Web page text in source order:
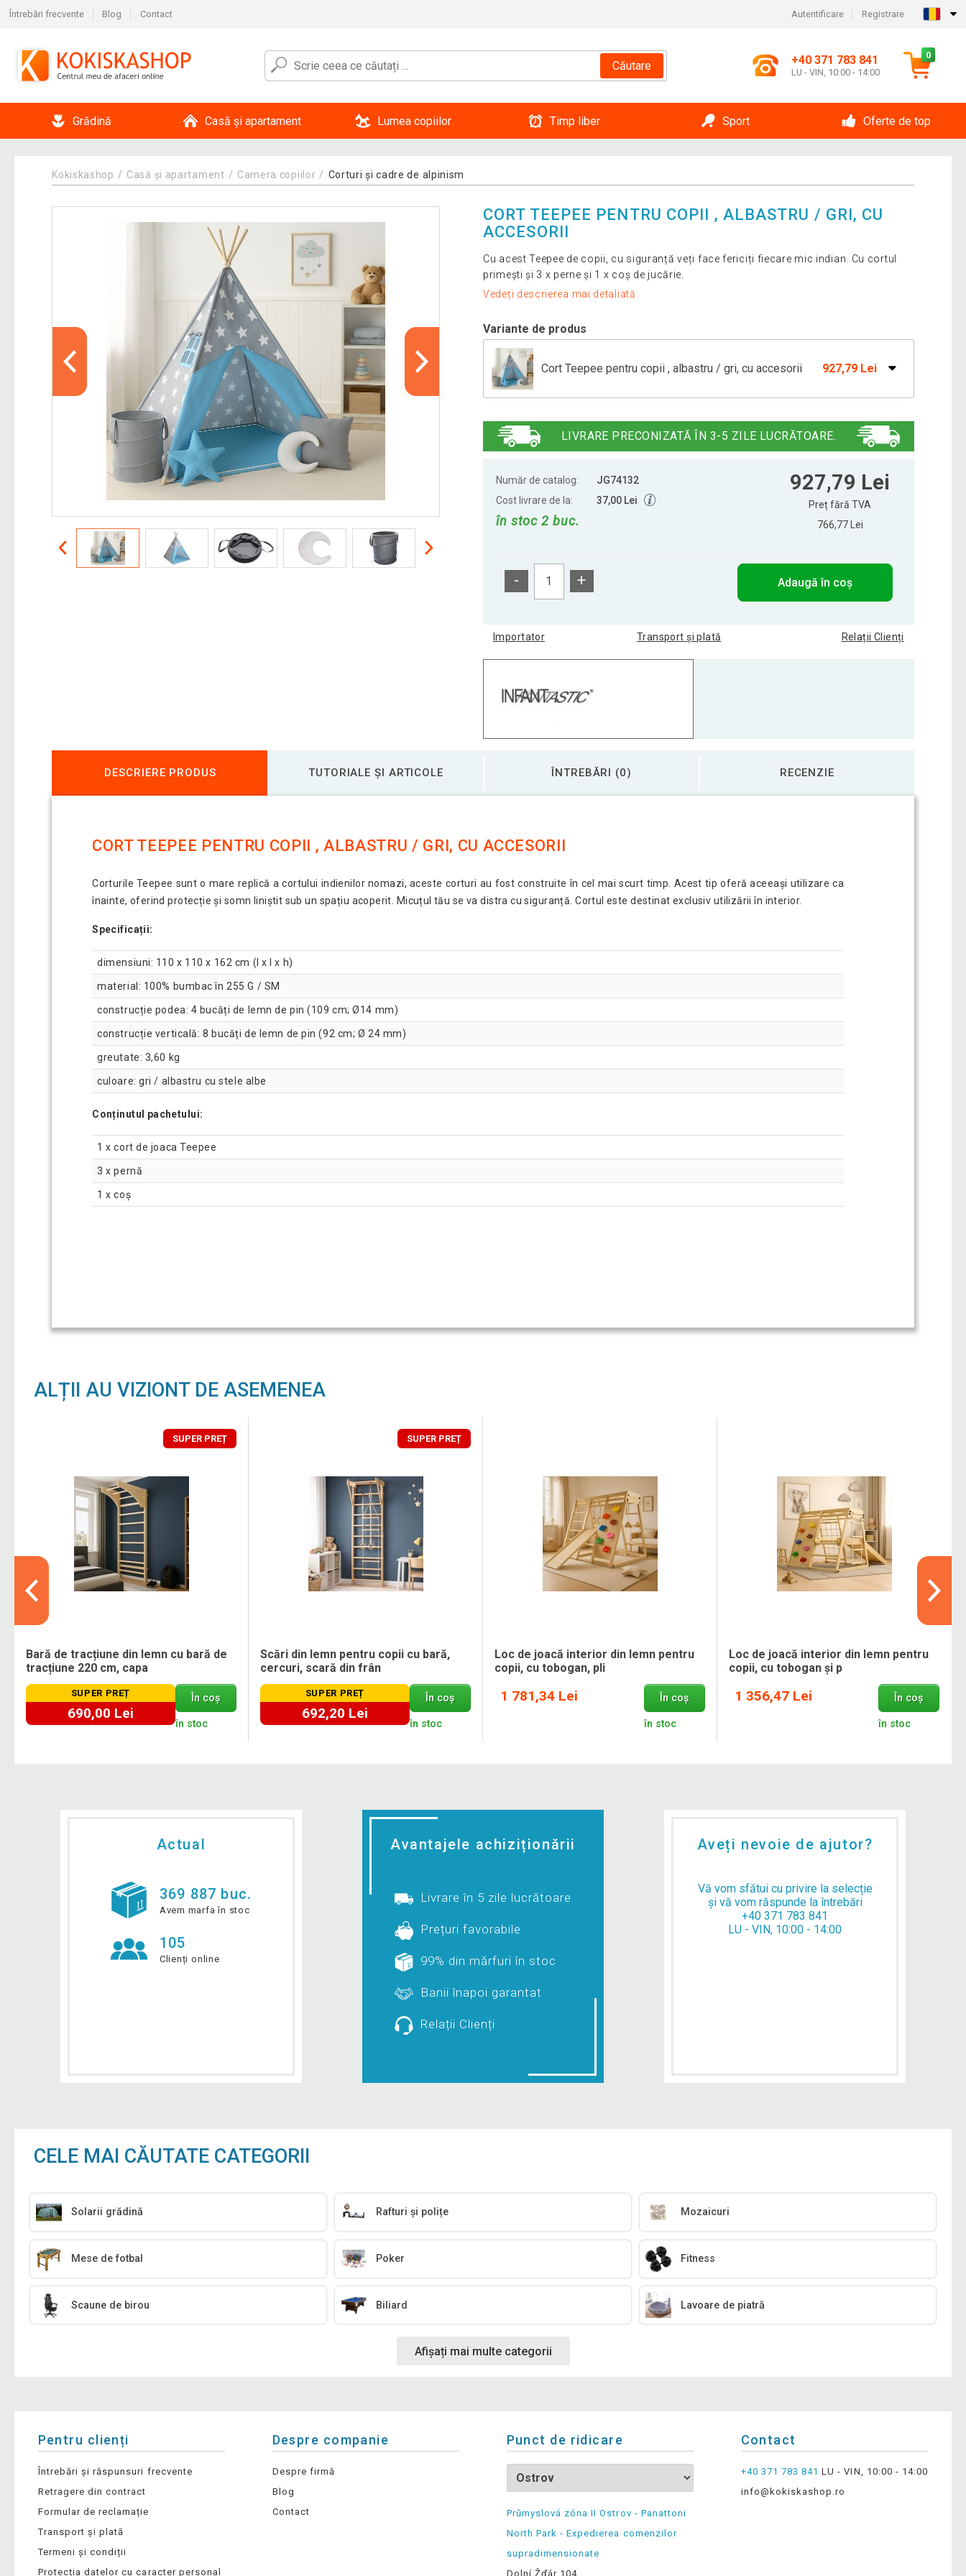
Întrebări frecvente Blog Contact Autentificare Registrare
Căutare +40 371 783 841
LU - VIN, 10:00 - 14:00
0
Grădină Casă și apartament Lumea copiilor Timp liber Sport Oferte de top
Kokiskashop Casă și apartament Camera copiilor Corturi și cadre de alpinism
CORT TEEPEE PENTRU COPII , ALBASTRU / GRI, CU
ACCESORII
Cu acest Teepee de copii, cu siguranță veți face fericiți fiecare mic indian. Cu cortul
primești și 3 x perne și 1 x coș de jucărie.
Vedeți descrierea mai detaliată
Variante de produs
Cort Teepee pentru copii , albastru / gri, cu accesorii 927,79 Lei
LIVRARE PRECONIZATĂ ÎN 3-5 ZILE LUCRĂTOARE.
Număr de catalog:
JG74132
Cost livrare de la:
37,00 Lei
în stoc 2 buc.
927,79 Lei
Preț fără TVA
766,77 Lei
- + Adaugă în coș
Importator Transport și plată Relații Clienți
DESCRIERE PRODUS TUTORIALE ȘI ARTICOLE ÎNTREBĂRI (0) RECENZIE
CORT TEEPEE PENTRU COPII , ALBASTRU / GRI, CU ACCESORII
Corturile Teepee sunt o mare replică a cortului indienilor nomazi, aceste corturi au fost construite în cel mai scurt timp. Acest tip oferă aceeași utilizare ca
înainte, oferind protecție și somn liniștit sub un spațiu acoperit. Micuțul tău se va distra cu siguranță. Cortul este destinat exclusiv utilizării în interior.
Specificații:
dimensiuni: 110 x 110 x 162 cm (l x l x h)
material: 100% bumbac în 255 G / SM
construcție podea: 4 bucăți de lemn de pin (109 cm; Ø14 mm)
construcție verticală: 8 bucăți de lemn de pin (92 cm; Ø 24 mm)
greutate: 3,60 kg
culoare: gri / albastru cu stele albe
Conținutul pachetului:
1 x cort de joaca Teepee
3 x pernă
1 x coș
ALȚII AU VIZIONT DE ASEMENEA
SUPER PREȚ
Bară de tracțiune din lemn cu bară de
tracțiune 220 cm, capa
SUPER PREȚ
690,00 Lei
În coș
în stoc
SUPER PREȚ
Scări din lemn pentru copii cu bară,
cercuri, scară din frân
SUPER PREȚ
692,20 Lei
În coș
în stoc
Loc de joacă interior din lemn pentru
copii, cu tobogan, pli
1 781,34 Lei În coș
în stoc
Loc de joacă interior din lemn pentru
copii, cu tobogan și p
1 356,47 Lei În coș
în stoc
Actual
369 887 buc.
Avem marfa în stoc
105
Clienți online
Avantajele achiziționării
Livrare în 5 zile lucrătoare
Prețuri favorabile
99% din mărfuri în stoc
Banii înapoi garantat
Relații Clienți
Aveți nevoie de ajutor?
Vă vom sfătui cu privire la selecție
și vă vom răspunde la întrebări
+40 371 783 841
LU - VIN, 10:00 - 14:00
CELE MAI CĂUTATE CATEGORII
Solarii grădină Rafturi și polițe Mozaicuri
Mese de fotbal Poker Fitness
Scaune de birou Biliard Lavoare de piatră
Afișați mai multe categorii
Pentru clienți
Întrebări și răspunsuri frecvente
Retragere din contract
Formular de reclamație
Transport și plată
Termeni și condiții
Protecția datelor cu caracter personal
Despre companie
Despre firmă
Blog
Contact
Punct de ridicare
Průmyslová zóna II Ostrov - Panattoni
North Park - Expedierea comenzilor
supradimensionate
Dolní Žďár 104
Contact
+40 371 783 841 LU - VIN, 10:00 - 14:00
info@kokiskashop.ro